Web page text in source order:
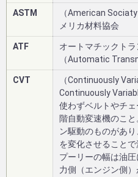
ASTM
（American
メリカ材料協会
ATF
オートマチックト
（Automatic
CVT
（Continuously
Continuously
使わずベルトやチ
階自動変速機のこ
ン駆動のものがあ
を変化させることで
プーリーの幅は油
力側（エンジン側